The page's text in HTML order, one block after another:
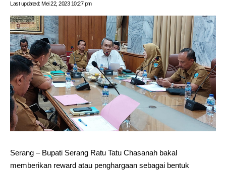
Last updated: Mei 22, 2023 10:27 pm
Serang – Bupati Serang Ratu Tatu Chasanah bakal
memberikan reward atau penghargaan sebagai bentuk